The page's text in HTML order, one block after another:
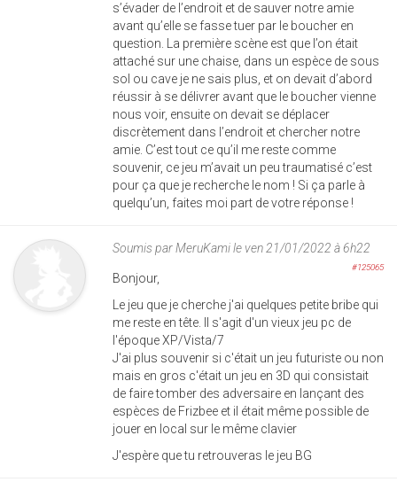
s’évader de l’endroit et de sauver notre amie
avant qu’elle se fasse tuer par le boucher en
question. La première scène est que l’on était
attaché sur une chaise, dans un espèce de sous
sol ou cave je ne sais plus, et on devait d’abord
réussir à se délivrer avant que le boucher vienne
nous voir, ensuite on devait se déplacer
discrètement dans l’endroit et chercher notre
amie. C’est tout ce qu’il me reste comme
souvenir, ce jeu m’avait un peu traumatisé c’est
pour ça que je recherche le nom ! Si ça parle à
quelqu’un, faites moi part de votre réponse !
Soumis parMeruKamile ven 21/01/2022 à 6h22
#125065
Bonjour,
Le jeu que je cherche j'ai quelques petite bribe qui
me reste en tête. Il s'agit d'un vieux jeu pc de
l'époque XP/Vista/7
J'ai plus souvenir si c'était un jeu futuriste ou non
mais en gros c'était un jeu en 3D qui consistait
de faire tomber des adversaire en lançant des
espèces de Frizbee et il était même possible de
jouer en local sur le même clavier
J'espère que tu retrouveras le jeu BG